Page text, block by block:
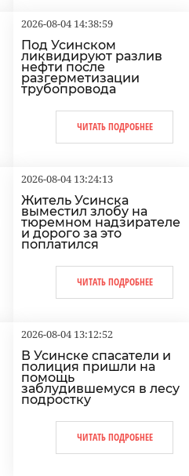
2026-08-04 14:38:59
Под Усинском
ликвидируют разлив
нефти после
разгерметизации
трубопровода
ЧИТАТЬ ПОДРОБНЕЕ
2026-08-04 13:24:13
Житель Усинска
выместил злобу на
тюремном надзирателе
и дорого за это
поплатился
ЧИТАТЬ ПОДРОБНЕЕ
2026-08-04 13:12:52
В Усинске спасатели и
полиция пришли на
помощь
заблудившемуся в лесу
подростку
ЧИТАТЬ ПОДРОБНЕЕ